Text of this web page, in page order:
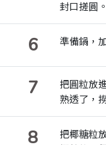
封口搓圓。
6 準備鍋，
7
把圓粒放
熟透了，
8
把椰糖粒